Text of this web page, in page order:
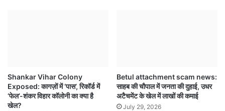
Shankar Vihar Colony
Exposed: कागज़ों में ‘पास’, रिकॉर्ड में
‘फेल’-शंकर विहार कॉलोनी का क्या है
खेल?
Betul attachment scam news:
साहब की चौपाल में जनता की दुहाई, उधर
अटैचमेंट के खेल में लाखों की कमाई
July 29, 2026